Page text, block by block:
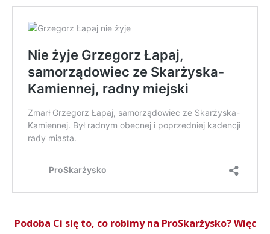
Podoba Ci się to, co robimy na ProSkarżysko? Więc